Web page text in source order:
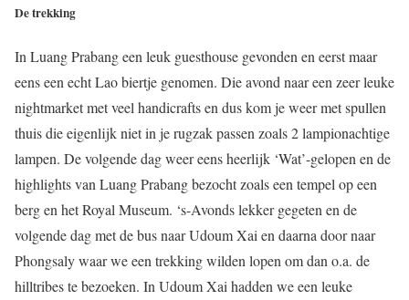
De trekking
In Luang Prabang een leuk guesthouse gevonden en eerst maar
eens een echt Lao biertje genomen. Die avond naar een zeer leuke
nightmarket met veel handicrafts en dus kom je weer met spullen
thuis die eigenlijk niet in je rugzak passen zoals 2 lampionachtige
lampen. De volgende dag weer eens heerlijk ‘Wat’-gelopen en de
highlights van Luang Prabang bezocht zoals een tempel op een
berg en het Royal Museum. ‘s-Avonds lekker gegeten en de
volgende dag met de bus naar Udoum Xai en daarna door naar
Phongsaly waar we een trekking wilden lopen om dan o.a. de
hilltribes te bezoeken. In Udoum Xai hadden we een leuke